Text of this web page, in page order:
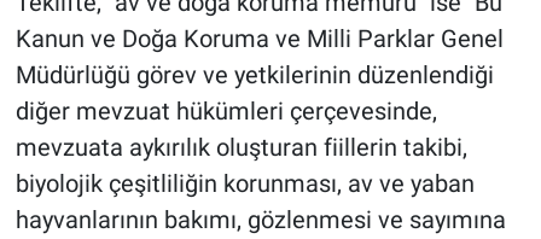
Kanun ve Doğa Koruma ve Milli Parklar Genel
Müdürlüğü görev ve yetkilerinin düzenlendiği
diğer mevzuat hükümleri çerçevesinde,
mevzuata aykırılık oluşturan fiillerin takibi,
biyolojik çeşitliliğin korunması, av ve yaban
hayvanlarının bakımı, gözlenmesi ve sayımına